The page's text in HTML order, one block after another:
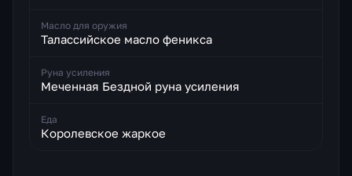
Масло для оружия
Талассийское масло феникса
Руна усиления
Меченная Бездной руна усиления
Еда
Королевское жаркое